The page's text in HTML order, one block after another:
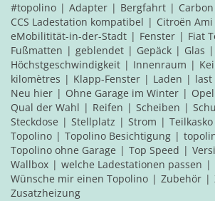
#topolino Adapter Bergfahrt
Carbon
CCS Ladestation kompatibel
Citroën Ami
eMobilitität-in-der-Stadt
Fenster
Fiat
Fußmatten
geblendet Gepäck Glas
Höchstgeschwindigkeit
Innenraum
kilomètres
Klapp-Fenster Laden last
Neu hier
Ohne Garage im Winter
Qual der Wahl
Reifen Scheiben
Steckdose
Stellplatz Strom Teilkasko
Topolino
Topolino Besichtigung
Topolino ohne Garage
Top Speed
Wallbox
welche Ladestationen passen
Wünsche mir einen Topolino
Zubehör
Zusatzheizung